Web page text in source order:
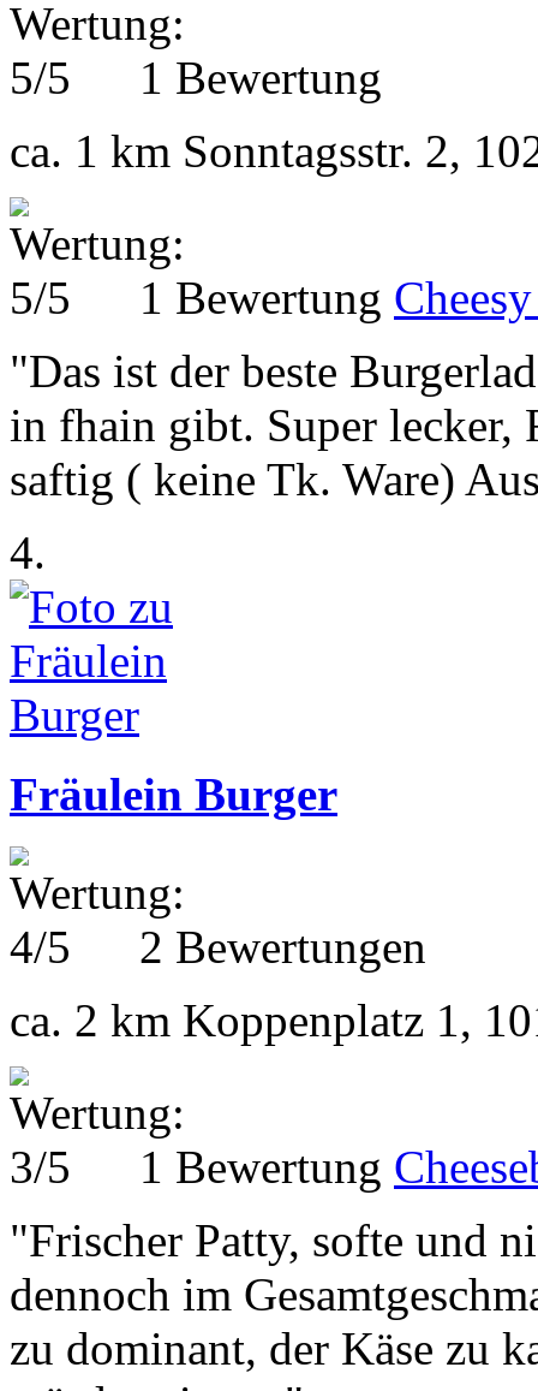
1 Bewertung
ca. 1 km Sonntagsstr. 2,
1 Bewertung
"Das ist der beste
in fhain gibt. Super lecker,
saftig ( keine Tk. Ware)
4.
Fräulein Burger
2 Bewertungen
ca. 2 km Koppenplatz 1,
1 Bewertung
"Frischer Patty, softe und
dennoch im
zu dominant, der Käse zu